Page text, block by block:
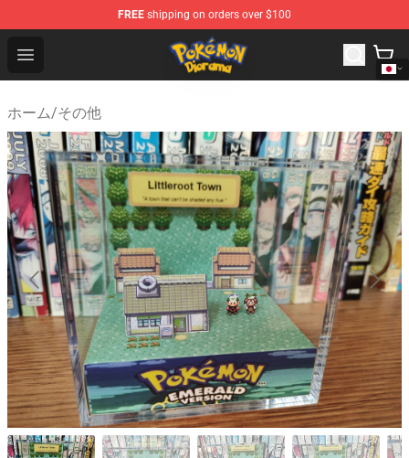
FREE shipping on orders over $100
Open menu
Pokemon Diorama Shop - The Best Store of Pokemon
ホーム/その他